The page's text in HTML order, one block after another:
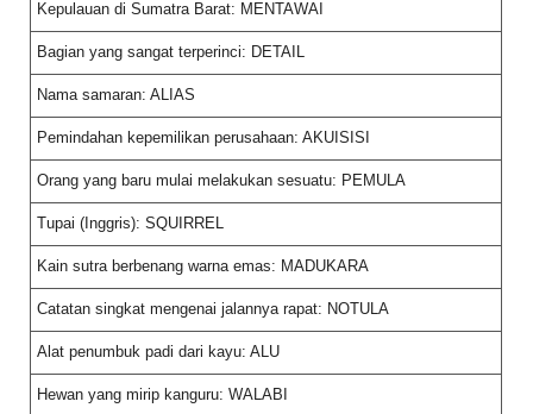
Kepulauan di Sumatra Barat: MENTAWAI
Bagian yang sangat terperinci: DETAIL
Nama samaran: ALIAS
Pemindahan kepemilikan perusahaan: AKUISISI
Orang yang baru mulai melakukan sesuatu: PEMULA
Tupai (Inggris): SQUIRREL
Kain sutra berbenang warna emas: MADUKARA
Catatan singkat mengenai jalannya rapat: NOTULA
Alat penumbuk padi dari kayu: ALU
Hewan yang mirip kanguru: WALABI